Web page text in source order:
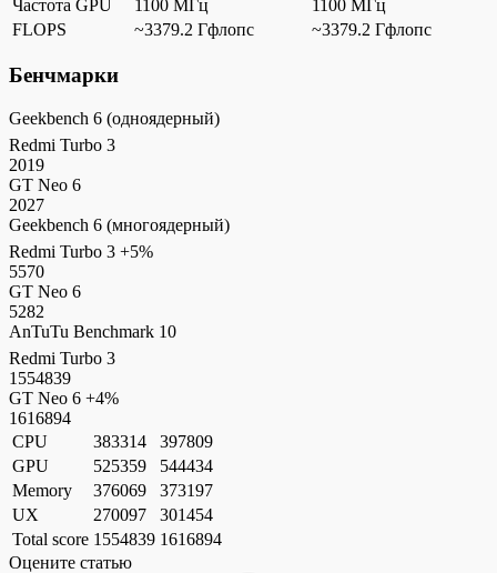
Частота GPU
1100 МГц
1100 МГц
FLOPS
~3379.2 Гфлопс ~3379.2 Гфлопс
Бенчмарки
Geekbench 6 (одноядерный)
Redmi Turbo 3
2019
GT Neo 6
2027
Geekbench 6 (многоядерный)
Redmi Turbo 3 +5%
5570
GT Neo 6
5282
AnTuTu Benchmark 10
Redmi Turbo 3
1554839
GT Neo 6 +4%
1616894
CPU
383314
397809
GPU
525359
544434
Memory
376069
373197
UX
270097
301454
Total score 1554839 1616894
Оцените статью